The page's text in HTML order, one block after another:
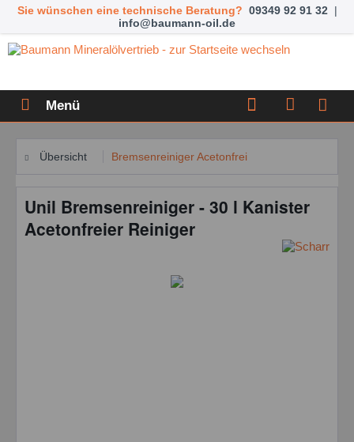
Sie wünschen eine technische Beratung? 09349 92 91 32 |
info@baumann-oil.de
Menü
Übersicht Bremsenreiniger Acetonfrei
Unil Bremsenreiniger - 30 l Kanister
Acetonfreier Reiniger